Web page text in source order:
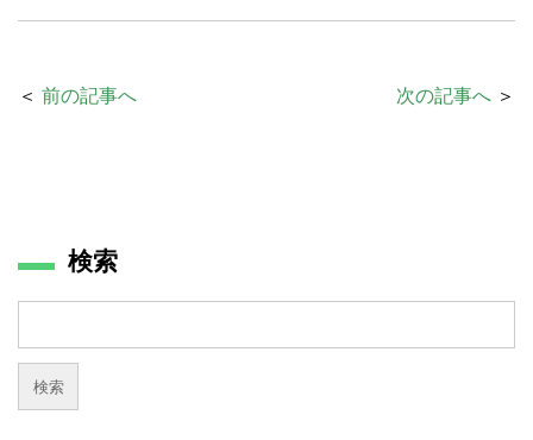
＜ 前の記事へ 次の記事へ ＞
検索